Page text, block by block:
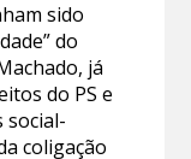
sido
do
já
do PS e
social-
coligação